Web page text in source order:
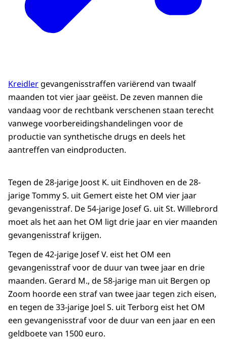
Kreidler gevangenisstraffen variërend van twaalf
maanden tot vier jaar geëist. De zeven mannen die
vandaag voor de rechtbank verschenen staan terecht
vanwege voorbereidingshandelingen voor de
productie van synthetische drugs en deels het
aantreffen van eindproducten.
Tegen de 28-jarige Joost K. uit Eindhoven en de 28-
jarige Tommy S. uit Gemert eiste het OM vier jaar
gevangenisstraf. De 54-jarige Josef G. uit St. Willebrord
moet als het aan het OM ligt drie jaar en vier maanden
gevangenisstraf krijgen.
Tegen de 42-jarige Josef V. eist het OM een
gevangenisstraf voor de duur van twee jaar en drie
maanden. Gerard M., de 58-jarige man uit Bergen op
Zoom hoorde een straf van twee jaar tegen zich eisen,
en tegen de 33-jarige Joel S. uit Terborg eist het OM
een gevangenisstraf voor de duur van een jaar en een
geldboete van 1500 euro.